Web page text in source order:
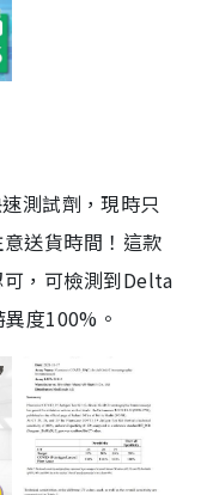
測試劑，現時只
送貨時間！這款
，可檢測到Delta
度100%。